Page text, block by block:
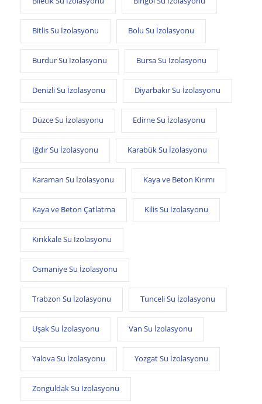
Bitlis Su İzolasyonu Bolu Su İzolasyonu
Burdur Su İzolasyonu Bursa Su İzolasyonu
Denizli Su İzolasyonu Diyarbakır Su İzolasyonu
Düzce Su İzolasyonu Edirne Su İzolasyonu
Iğdır Su İzolasyonu Karabük Su İzolasyonu
Karaman Su İzolasyonu Kaya ve Beton Kırımı
Kaya ve Beton Çatlatma Kilis Su İzolasyonu
Kırıkkale Su İzolasyonu
Osmaniye Su İzolasyonu
Trabzon Su İzolasyonu Tunceli Su İzolasyonu
Uşak Su İzolasyonu Van Su İzolasyonu
Yalova Su İzolasyonu Yozgat Su İzolasyonu
Zonguldak Su İzolasyonu